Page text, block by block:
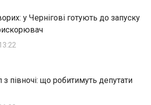
у Чернігові готують до запуску
півночі: що робитимуть депутати